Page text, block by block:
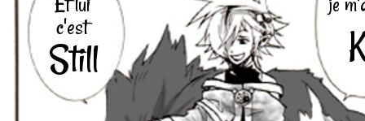
c'est
Still